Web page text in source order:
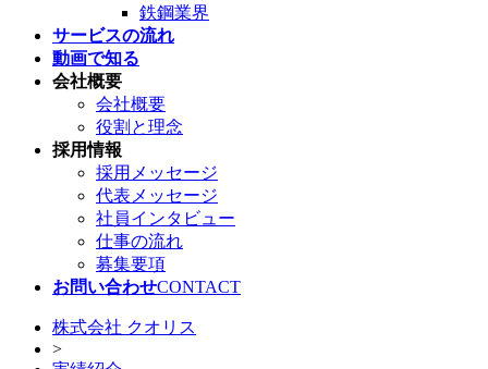
鉄鋼業界
サービスの流れ
動画で知る
会社概要
会社概要
役割と理念
採用情報
採用メッセージ
代表メッセージ
社員インタビュー
仕事の流れ
募集要項
お問い合わせCONTACT
株式会社 クオリス
>